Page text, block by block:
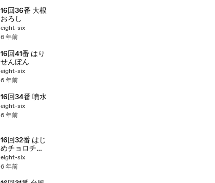
16回36番 大根
おろし
eight-six
6 年前
16回41番 はり
せんぼん
eight-six
6 年前
16回34番 噴水
eight-six
6 年前
16回32番 はじ
めチョロチョ
ロなかパッパ
eight-six
6 年前